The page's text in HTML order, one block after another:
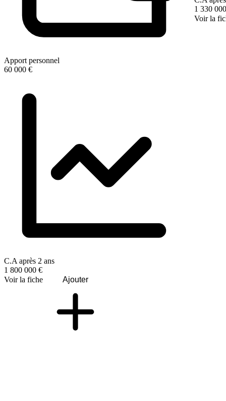
Apport personnel
60 000 €
C.A après 2 ans
1 800 000 €
Voir la fiche
Ajouter
1 330
Voir la